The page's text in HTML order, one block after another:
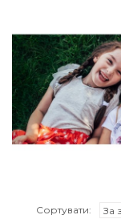
Сортувати: